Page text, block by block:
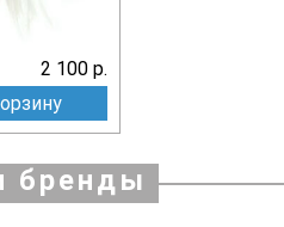
2 100 р.
бренды